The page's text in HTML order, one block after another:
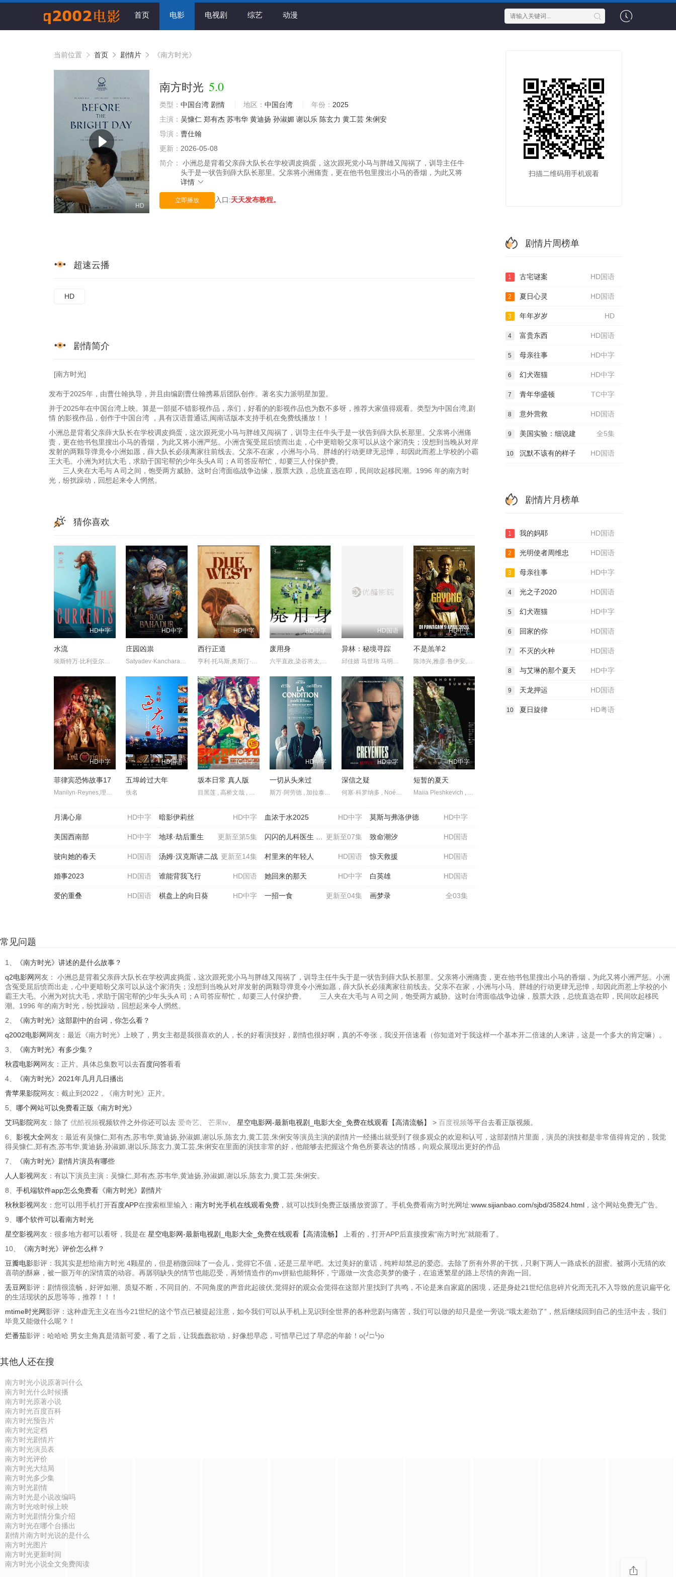
首页 电影 电视剧 综艺 动漫
当前位置 首页 剧情片 《南方时光》
HD
南方时光 5.0
类型： 中国台湾 剧情 地区： 中国台湾 年份： 2025
主演： 吴慷仁 郑有杰 苏韦华 黄迪扬 孙淑媚 谢以乐 陈玄力 黄工芸 朱俐安
导演： 曹仕翰
更新： 2026-05-08
简介：
小洲总是背着父亲薛大队长在学校调皮捣蛋，这次跟死党小马与胖雄又闯祸了，训导主任牛
头于是一状告到薛大队长那里。父亲将小洲痛责，更在他书包里搜出小马的香烟，为此又将
详情
立即播放 入口:天天发布教程。
超速云播
HD
剧情简介
[南方时光]
发布于2025年，由曹仕翰执导，并且由编剧曹仕翰携幕后团队创作。著名实力派明星加盟。
并于2025年在中国台湾上映。算是一部挺不错影视作品，亲们，好看的的影视作品也为数不多呀，推荐大家值得观看。类型为中国台湾,剧
情 的影视作品，创作于中国台湾 ，具有汉语普通话,闽南话版本支持手机在免费线播放！！
小洲总是背着父亲薛大队长在学校调皮捣蛋，这次跟死党小马与胖雄又闯祸了，训导主任牛头于是一状告到薛大队长那里。父亲将小洲痛
责，更在他书包里搜出小马的香烟，为此又将小洲严惩。小洲含冤受屈后愤而出走，心中更暗盼父亲可以从这个家消失；没想到当晚从对岸
发射的两颗导弹竟令小洲如愿，薛大队长必须离家往前线去。父亲不在家，小洲与小马、胖雄的行动更肆无忌惮，却因此而惹上学校的小霸
王大毛。小洲为对抗大毛，求助于国宅帮的少年头头A 司；A 司答应帮忙，却要三人付保护费。
三人夹在大毛与 A 司之间，饱受两方威胁。这时台湾面临战争边缘，股票大跌，总统直选在即，民间吹起移民潮。1996 年的南方时
光，纷扰躁动，回想起来令人惘然。
猜你喜欢
HD中字
水流
埃斯特万·比利亚尔迪,伊莎贝尔·艾梅·冈萨蕾斯-索拉,萨拉·贝西奥,雅兹明·卡巴洛,艾玛·法约·杜阿尔特,埃内斯蒂娜·加蒂,克劳迪娅·桑切丝
HD中字
庄园凶祟
Satyadev·Kancharana,Deepa·Thomas,Anand·Bharathi
HD中字
西行正道
亨利·托马斯,奥斯汀·尼可斯,阿德琳妮·帕里奇,奥黛塔·安纳布尔,席亚拉·博拉沃,马特·劳里亚
HD中字
废用身
六平直政,染谷将太,泷内公美,北村有起哉,吉冈睦雄,中村映里子,广末哲万,中井友望
HD国语
异林：秘境寻踪
邱佳婧 马世玮 马明宇 刘春霞
HD中字
不是羔羊2
陈沛兴,雅彦·鲁伊安,李博艺,贝托·库西亚伊,莫哈末·沙菲·纳斯威普,Fauzie·Laily,Nabila·Huda,Hanna·Aqeela,Tian·Jiang·Lee,林雪卉,Ayez·Shaukat·Fonseka·Farid,Paul·Baker,Azizul·Ammar,Hairi·Safwan,Shewin·Sim
HD中字
菲律宾恐怖故事17
HD国语
五埠岭过大年
佚名
TC中字
坂本日常 真人版
HD中字
一切从头来过
斯万·阿劳德 , 加拉泰亚·贝露琪 , 路易丝·舍维约特 , 艾曼纽·德芙 , Aymeline Alix
HD中字
深信之疑
HD中字
短暂的夏天
HD中字
月满心扉 HD中字
暗影伊莉丝 HD中字
血浓于水2025 HD中字
莫斯与弗洛伊德
HD中字
美国西南部 更新至第5集
地球·劫后重生 更新至07集
闪闪的儿科医生 第四季 HD国语
致命潮汐
HD国语
驶向她的春天​ 更新至14集
汤姆·汉克斯讲二战 HD国语
村里来的年轻人 HD国语
惊天救援
HD国语
婚事2023 HD国语
谁能背我飞行 HD中字
她回来的那天 HD国语
白英雄
HD国语
爱的重叠 HD中字
棋盘上的向日葵 更新至04集
一招一食 全03集
画梦录
扫描二维码用手机观看
剧情片周榜单
HD国语
1 古宅谜案
HD国语
2 夏日心灵
HD
3 年年岁岁
HD国语
4 富贵东西
HD中字
5 母亲往事
HD中字
6 幻犬诳猫
TC中字
7 青年华盛顿
HD国语
8 意外营救
全5集
9 美国实验：细说建
HD国语
10 沉默不该有的样子
剧情片月榜单
HD国语
1 我的妈耶
HD国语
2 光明使者周维忠
HD中字
3 母亲往事
HD国语
4 光之子2020
HD中字
5 幻犬诳猫
HD国语
6 回家的你
HD国语
7 不灭的火种
HD中字
8 与艾琳的那个夏天
HD国语
9 天龙押运
HD粤语
10 夏日旋律
常见问题
1、
《南方时光》讲述的是什么故事？
q2电影网 网友： 小洲总是背着父亲薛大队长在学校调皮捣蛋，这次跟死党小马与胖雄又闯祸了，训导主任牛头于是一状告到薛大队长那里。父亲将小洲痛责，更在他书包里搜出小马的香烟，为此又将小洲严惩。小洲
含冤受屈后愤而出走，心中更暗盼父亲可以从这个家消失；没想到当晚从对岸发射的两颗导弹竟令小洲如愿，薛大队长必须离家往前线去。父亲不在家，小洲与小马、胖雄的行动更肆无忌惮，却因此而惹上学校的小
霸王大毛。小洲为对抗大毛，求助于国宅帮的少年头头A 司；A 司答应帮忙，却要三人付保护费。 三人夹在大毛与 A 司之间，饱受两方威胁。这时台湾面临战争边缘，股票大跌，总统直选在即，民间吹起移民
潮。1996 年的南方时光，纷扰躁动，回想起来令人惘然。
2、
《南方时光》这部剧中的台词，你怎么看？
q2002电影网 网友：最近《南方时光》上映了，男女主都是我很喜欢的人，长的好看演技好，剧情也很好啊，真的不夸张，我没开倍速看（你知道对于我这样一个基本开二倍速的人来讲，这是一个多大的肯定嘛）。
3、
《南方时光》有多少集？
秋霞电影网 网友：正片。具体总集数可以去百度问答看看
4、
《南方时光》2021年几月几日播出
青苹果影院网友：截止到2022，《南方时光》正片。
5、 哪个网站可以免费看正版《南方时光》
艾玛影院网友：除了 优酷视频视频软件之外你还可以去 爱奇艺 芒果tv 星空电影网-最新电视剧_电影大全_免费在线观看【高清流畅】 > 百度视频等平台去看正版视频。
6、 影视大全网友：最近有吴慷仁,郑有杰,苏韦华,黄迪扬,孙淑媚,谢以乐,陈玄力,黄工芸,朱俐安等演员主演的剧情片一经播出就受到了很多观众的欢迎和认可，这部剧情片里面，演员的演技都是非常值得肯定的，我觉
得吴慷仁,郑有杰,苏韦华,黄迪扬,孙淑媚,谢以乐,陈玄力,黄工芸,朱俐安在里面的演技非常的好，他能够去把握这个角色所要表达的情感，向观众展现出更好的作品
7、
《南方时光》剧情片演员有哪些
人人影视网友：有以下演员主演：吴慷仁,郑有杰,苏韦华,黄迪扬,孙淑媚,谢以乐,陈玄力,黄工芸,朱俐安。
8、 手机端软件app怎么免费看《南方时光》剧情片
秋秋影视网友：您可以用手机打开百度APP在搜索框里输入： 南方时光手机在线观看免费 ，就可以找到免费正版播放资源了。手机免费看南方时光网址:www.sijianbao.com/sjbd/35824.html ，这个网站免费无广告。
9、 哪个软件可以看南方时光
星空影视网友：很多地方都可以看呀，我是在 星空电影网-最新电视剧_电影大全_免费在线观看【高清流畅】
上看的，打开APP后直接搜索“南方时光”就能看了。
10、
《南方时光》评价怎么样？
豆瓣电影影评：我其实是想给南方时光 4颗星的，但是稍微回味了一会儿，觉得它不值，还是三星半吧。太过美好的童话，纯粹却禁忌的爱恋。去除了所有外界的干扰，只剩下两人一路成长的甜蜜。被两小无猜的欢
喜萌的酥麻，被一眼万年的深情震的动容。再孱弱缺失的情节也能忍受，再矫情造作的mv拼贴也能释怀，宁愿做一次贪恋美梦的傻子，在追逐繁星的路上尽情的奔跑一回。
丢豆网影评：剧情很流畅，好评如潮、质疑不断，不同目的、不同角度的声音此起彼伏,觉得好的观众会觉得在这部片里找到了共鸣，不论是来自家庭的困境，还是身处21世纪信息碎片化而无孔不入导致的意识扁平化
的生活现状的反思等等，推荐！！！
mtime时光网影评：这种虚无主义在当今21世纪的这个节点已被提起注意，如今我们可以从手机上见识到全世界的各种悲剧与痛苦，我们可以做的却只是坐一旁说:“哦太差劲了”，然后继续回到自己的生活中去，我们
毕竟又能做什么呢？！
烂番茄影评：哈哈哈 男女主角真是清新可爱，看了之后，让我蠢蠢欲动，好像想早恋，可惜早已过了早恋的年龄！o(╯□╰)o
其他人还在搜
南方时光小说原著叫什么
南方时光什么时候播
南方时光原著小说
南方时光百度百科
南方时光预告片
南方时光定档
南方时光剧情片
南方时光演员表
南方时光评价
南方时光大结局
南方时光多少集
南方时光剧情
南方时光是小说改编吗
南方时光啥时候上映
南方时光剧情分集介绍
南方时光在哪个台播出
剧情片南方时光说的是什么
南方时光图片
南方时光更新时间
南方时光小说全文免费阅读